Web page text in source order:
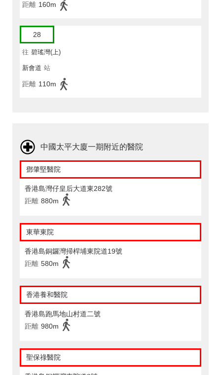
距離 160m
28
往 碧瑤灣(上)
新會道 站
距離 110m
中國太平大廈一期附近的醫院
鄧肇堅醫院
香港島灣仔皇后大道東282號
距離 880m
東華東院
香港島銅鑼灣掃桿埔東院道19號
距離 580m
香港養和醫院
香港島跑馬地山村道二號
距離 980m
聖保祿醫院